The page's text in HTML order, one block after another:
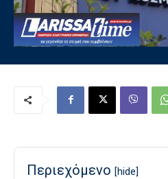
Περιεχόμενο [hide]